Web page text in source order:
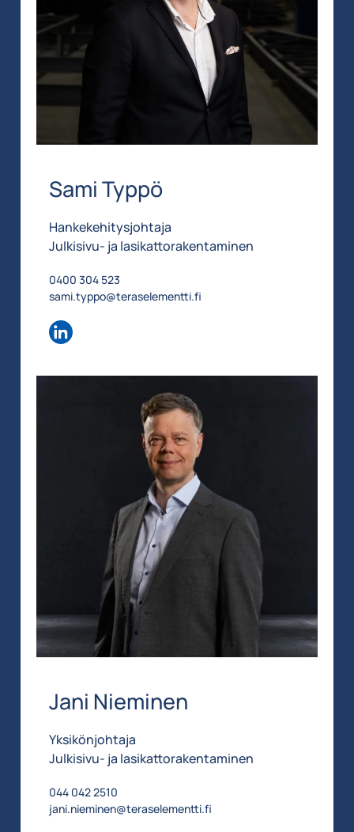
Sami Typpö
Hankekehitysjohtaja
Julkisivu- ja lasikattorakentaminen
0400 304 523
sami.typpo@teraselementti.fi
Jani Nieminen
Yksikönjohtaja
Julkisivu- ja lasikattorakentaminen
044 042 2510
jani.nieminen@teraselementti.fi